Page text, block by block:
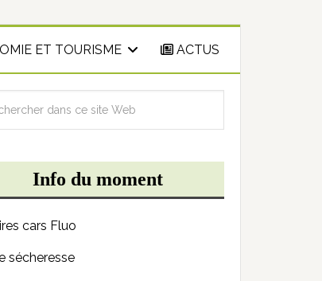
ET TOURISME ACTUS
Info du moment
cars Fluo
sécheresse